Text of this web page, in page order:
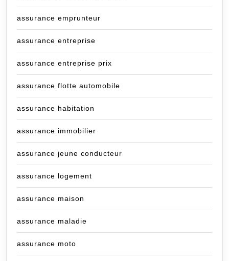
assurance emprunteur
assurance entreprise
assurance entreprise prix
assurance flotte automobile
assurance habitation
assurance immobilier
assurance jeune conducteur
assurance logement
assurance maison
assurance maladie
assurance moto